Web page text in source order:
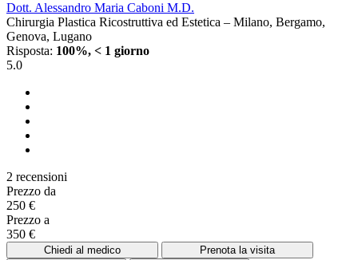
Dott. Alessandro Maria Caboni M.D.
Chirurgia Plastica Ricostruttiva ed Estetica – Milano, Bergamo,
Genova, Lugano
Risposta: 100%, < 1 giorno
5.0
2 recensioni
Prezzo da
250 €
Prezzo a
350 €
Chiedi al medico
Prenota la visita